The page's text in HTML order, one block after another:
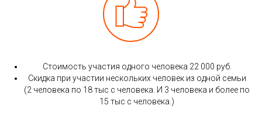
Стоимость участия одного человека 22 000 руб.
Скидка при участии нескольких человек из одной семьи
(2 человека по 18 тыс с человека. И 3 человека и более по
15 тыс с человека.)